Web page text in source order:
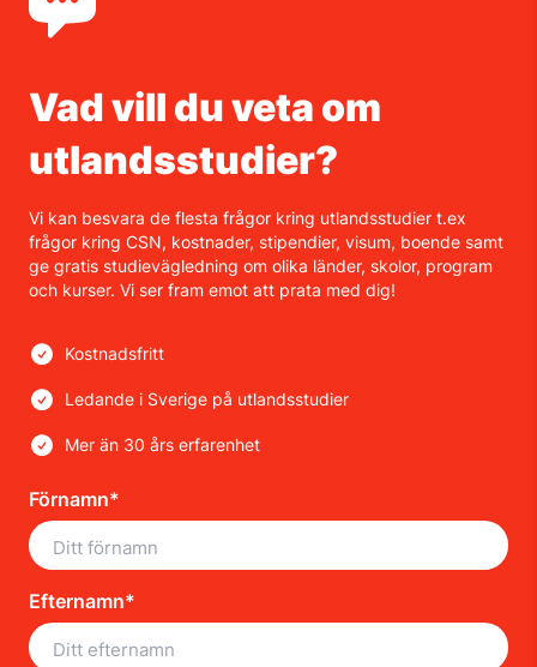
Vad vill du veta om
utlandsstudier?
Vi kan besvara de flesta frågor kring utlandsstudier t.ex
frågor kring CSN, kostnader, stipendier, visum, boende samt
ge gratis studievägledning om olika länder, skolor, program
och kurser. Vi ser fram emot att prata med dig!
Kostnadsfritt
Ledande i Sverige på utlandsstudier
Mer än 30 års erfarenhet
Förnamn*
Efternamn*